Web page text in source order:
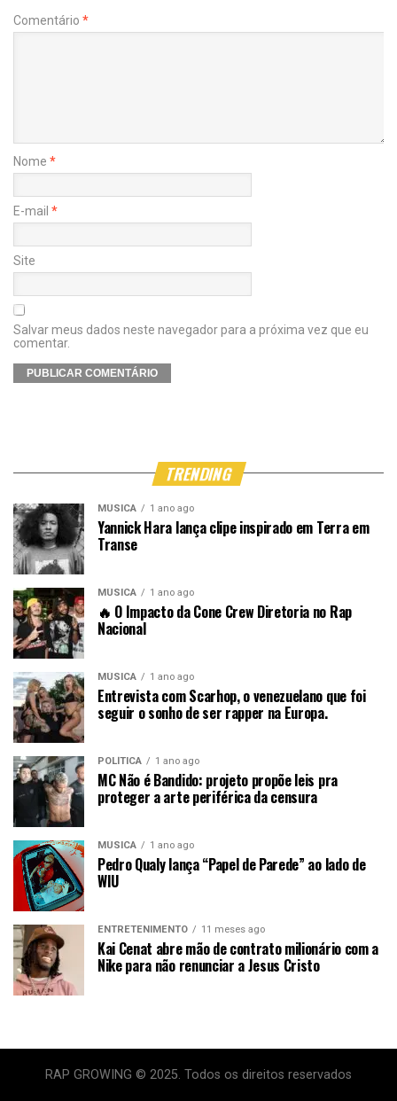
Comentário *
Nome *
E-mail *
Site
Salvar meus dados neste navegador para a próxima vez que eu
comentar.
TRENDING
MÚSICA 1 ano ago
Yannick Hara lança clipe inspirado em Terra em
Transe
MÚSICA 1 ano ago
🔥 O Impacto da Cone Crew Diretoria no Rap
Nacional
MÚSICA 1 ano ago
Entrevista com Scarhop, o venezuelano que foi
seguir o sonho de ser rapper na Europa.
POLÍTICA 1 ano ago
MC Não é Bandido: projeto propõe leis pra
proteger a arte periférica da censura
MÚSICA 1 ano ago
Pedro Qualy lança “Papel de Parede” ao lado de
WIU
ENTRETENIMENTO 11 meses ago
Kai Cenat abre mão de contrato milionário com a
Nike para não renunciar a Jesus Cristo
RAP GROWING © 2025. Todos os direitos reservados